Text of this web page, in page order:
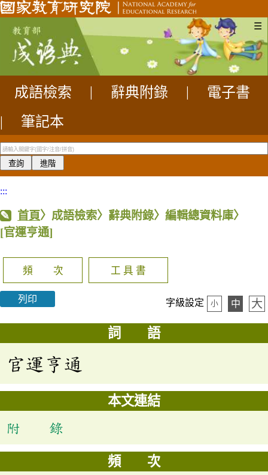
☰
成語檢索 辭典附錄
電子書
|
筆記本
:::
首頁〉成語檢索〉辭典附錄〉編輯總資料庫〉
[官運亨通]
頻 次 工 具 書
列印 字級設定 小 中 大
詞 語
官運亨通
本文連結
附 錄
頻 次